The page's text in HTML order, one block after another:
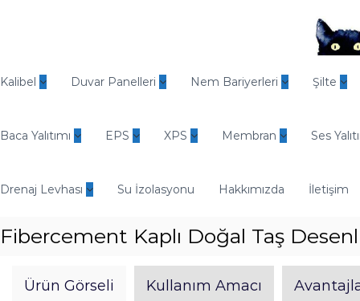
e
d
E
ü
t
Kalibel Duvar Panelleri Nem Bariyerleri Şilte
Baca Yalıtımı EPS XPS Membran Ses
Drenaj Levhası Su İzolasyonu Hakkımızda İletişim
Fibercement Kaplı Doğal Taş
Ürün Görseli Kullanım Amacı